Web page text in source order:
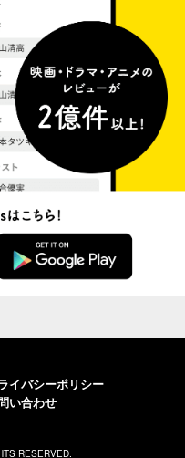
イバシーポリシー
い合わせ
RESERVED.